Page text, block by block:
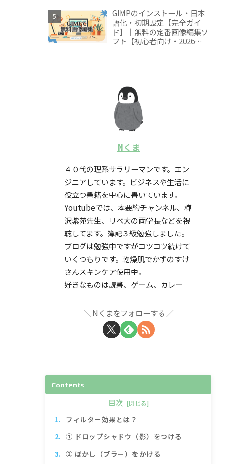
GIMPのインストール・日本
語化・初期設定【完全ガイ
ド】｜無料の定番画像編集ソ
フト【初心者向け・2026年
Nくま
４０代の理系サラリーマンです。エン
ジニアしています。ビジネスや生活に
役立つ書籍を中心に書いています。
Youtubeでは、本要約チャンネル、樺
沢紫苑先生、リベ大の両学長などを視
聴してます。簿記３級勉強しました。
ブログは勉強中ですがコツコツ続けて
いくつもりです。乾燥肌でかずのすけ
さんスキンケア使用中。
好きなものは読書、ゲーム、カレー
Nくまをフォローする
Contents
目次
フィルター効果とは？
① ドロップシャドウ（影）をつける
② ぼかし（ブラー）をかける